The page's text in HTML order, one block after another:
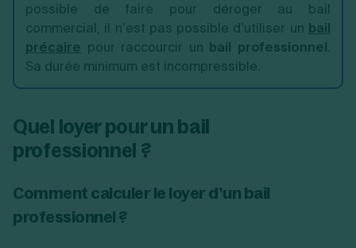
possible de faire pour déroger au bail
commercial, il n’est pas possible d’utiliser un bail
précaire pour raccourcir un bail professionnel.
Sa durée minimum est incompressible.
Quel loyer pour un bail
professionnel ?
Comment calculer le loyer d’un bail
professionnel ?